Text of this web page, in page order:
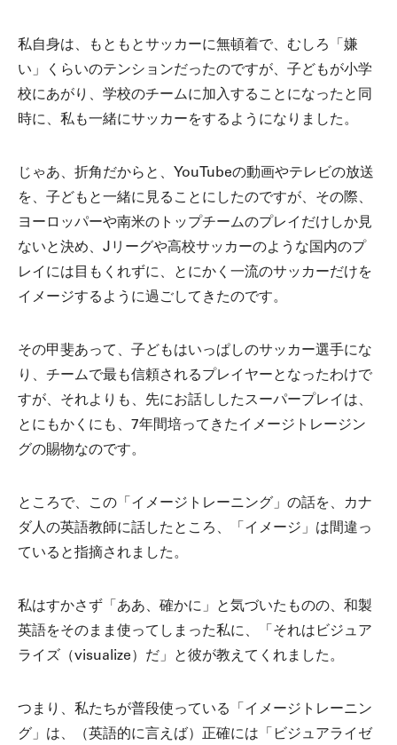
私自身は、もともとサッカーに無頓着で、むしろ「嫌
い」くらいのテンションだったのですが、子どもが小学
校にあがり、学校のチームに加入することになったと同
時に、私も一緒にサッカーをするようになりました。
じゃあ、折角だからと、YouTubeの動画やテレビの放送
を、子どもと一緒に見ることにしたのですが、その際、
ヨーロッパーや南米のトップチームのプレイだけしか見
ないと決め、Jリーグや高校サッカーのような国内のプ
レイには目もくれずに、とにかく一流のサッカーだけを
イメージするように過ごしてきたのです。
その甲斐あって、子どもはいっぱしのサッカー選手にな
り、チームで最も信頼されるプレイヤーとなったわけで
すが、それよりも、先にお話ししたスーパープレイは、
とにもかくにも、7年間培ってきたイメージトレージン
グの賜物なのです。
ところで、この「イメージトレーニング」の話を、カナ
ダ人の英語教師に話したところ、「イメージ」は間違っ
ていると指摘されました。
私はすかさず「ああ、確かに」と気づいたものの、和製
英語をそのまま使ってしまった私に、「それはビジュア
ライズ（visualize）だ」と彼が教えてくれました。
つまり、私たちが普段使っている「イメージトレーニン
グ」は、（英語的に言えば）正確には「ビジュアライゼ